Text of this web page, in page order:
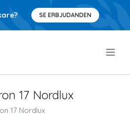
SE ERBJUDANDEN
17 Nordlux
17 Nordlux